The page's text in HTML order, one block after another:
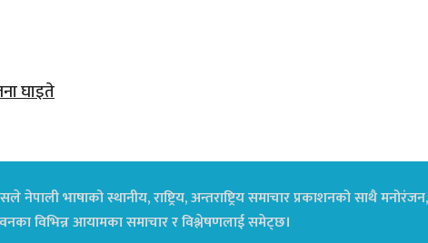
घाइते
नेपाली भाषाको स्थानीय, राष्ट्रिय, अन्तराष्ट्रिय समाचार प्रकाशनको साथै
विभिन्न आयामका समाचार र विश्लेषणलाई समेट्छ।